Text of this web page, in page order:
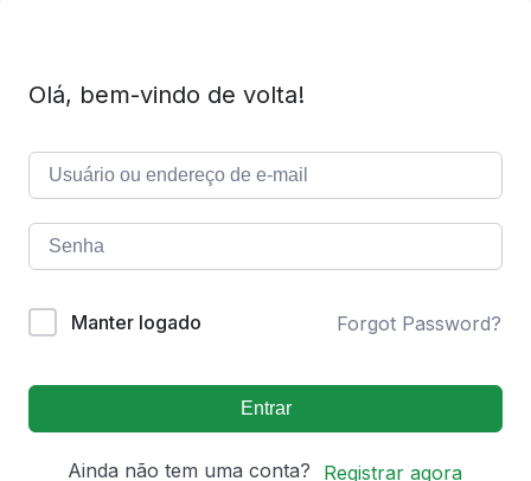
Olá, bem-vindo de volta!
Manter logado Forgot Password?
Entrar
Ainda não tem uma conta? Registrar agora